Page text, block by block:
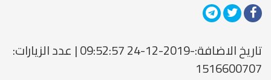
تاريخ الاضافة:-2019-12-24 09:52:57 | عدد الزيارات:
1516600707